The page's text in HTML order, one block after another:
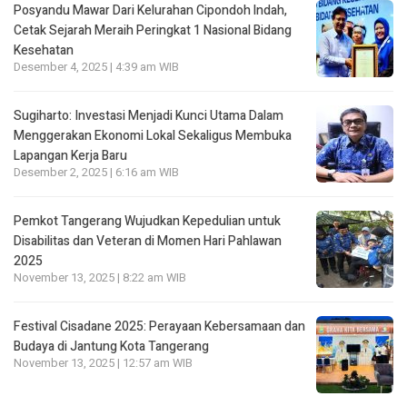
Posyandu Mawar Dari Kelurahan Cipondoh lndah,
Cetak Sejarah Meraih Peringkat 1 Nasional Bidang
Kesehatan
Desember 4, 2025 | 4:39 am WIB
Sugiharto: Investasi Menjadi Kunci Utama Dalam
Menggerakan Ekonomi Lokal Sekaligus Membuka
Lapangan Kerja Baru
Desember 2, 2025 | 6:16 am WIB
Pemkot Tangerang Wujudkan Kepedulian untuk
Disabilitas dan Veteran di Momen Hari Pahlawan
2025
November 13, 2025 | 8:22 am WIB
Festival Cisadane 2025: Perayaan Kebersamaan dan
Budaya di Jantung Kota Tangerang
November 13, 2025 | 12:57 am WIB